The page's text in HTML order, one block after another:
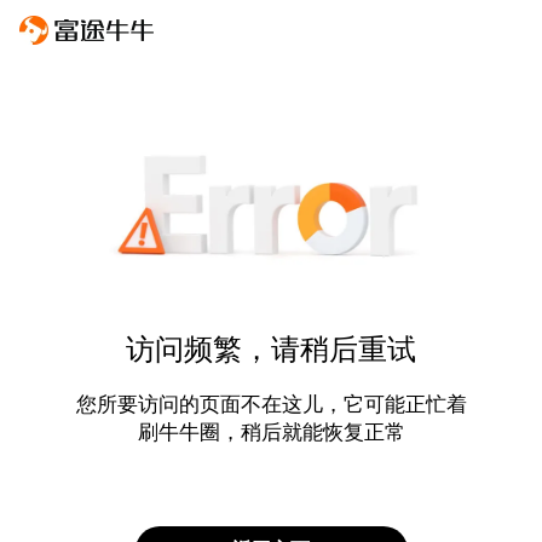
访问频繁，请稍后重试
您所要访问的页面不在这儿，它可能正忙着
刷牛牛圈，稍后就能恢复正常